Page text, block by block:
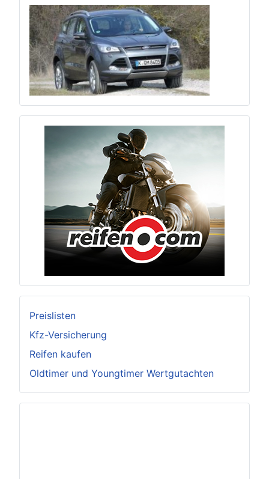
Preislisten
Kfz-Versicherung
Reifen kaufen
Oldtimer und Youngtimer Wertgutachten